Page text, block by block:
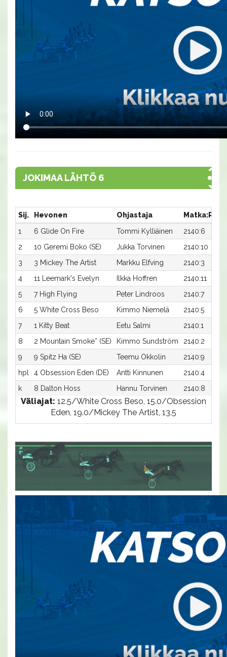
JOKIMAA LÄHTÖ 6
Sij. Hevonen Ohjastaja
Matka:Rata
1
6 Glide On Fire Tommi Kylliäinen
2140:6
2
10 Geremi Boko (SE) Jukka Torvinen
2140:10
3
3 Mickey The Artist Markku Elfving
2140:3
4
11 Leemark's Evelyn Ilkka Hoffren
2140:11
5
7 High Flying Peter Lindroos
2140:7
6
5 White Cross Beso Kimmo Niemelä
2140:5
7
1 Kitty Beat Eetu Salmi
2140:1
8
2 Mountain Smoke* (SE) Kimmo Sundström
2140:2
9
9 Spitz Ha (SE) Teemu Okkolin
2140:9
hpl
4 Obsession Eden (DE) Antti Kinnunen
2140:4
k
8 Dalton Hoss Hannu Torvinen 2140:8
Väliajat: 12.5/White Cross Beso, 15.0/Obsession
Eden, 19.0/Mickey The Artist, 13.5